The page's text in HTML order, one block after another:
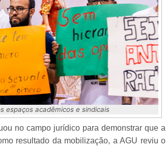
espaços acadêmicos e sindicais
no campo jurídico para demonstrar que a
resultado da mobilização, a AGU reviu o